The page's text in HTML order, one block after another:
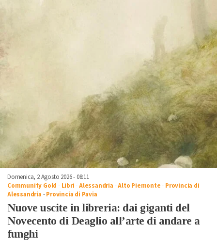
Domenica, 2 Agosto 2026 - 08:11
Community Gold - Libri-Alessandria -Alto Piemonte- Provincia di
Alessandria -Provincia di Pavia
Nuove uscite in libreria: dai giganti del
Novecento di Deaglio all’arte di andare a
funghi